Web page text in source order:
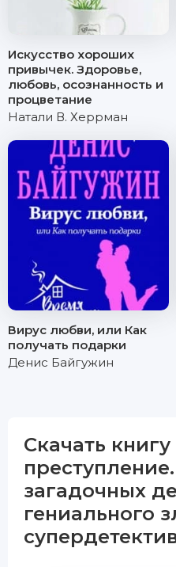
Искусство хороших
привычек. Здоровье,
любовь, осознанность и
процветание
Натали В. Херрман
Вирус любви, или Как
получать подарки
Денис Байгужин
Скачать
загадочных
гениального